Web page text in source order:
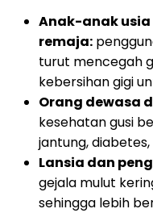
Anak-anak
remaja:
turut mencegah
kebersihan gigi
Orang dewasa
kesehatan gusi
jantung,
Lansia dan
gejala mulut
sehingga lebih